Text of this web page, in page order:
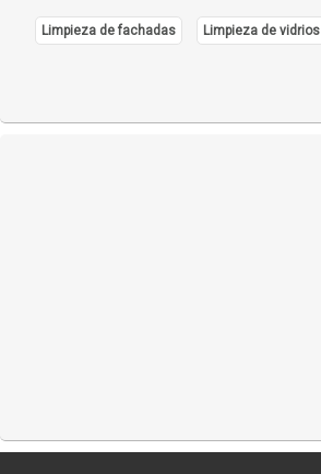
Limpieza de fachadas Limpieza de vidrios